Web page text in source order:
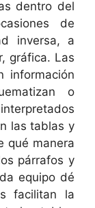
dentro del
de
inversa, a
gráfica. Las
información
o
las tablas y
qué manera
párrafos y
equipo dé
facilitan la